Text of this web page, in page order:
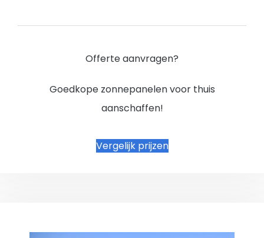
Offerte aanvragen?
Goedkope zonnepanelen voor thuis
aanschaffen!
Vergelijk prijzen